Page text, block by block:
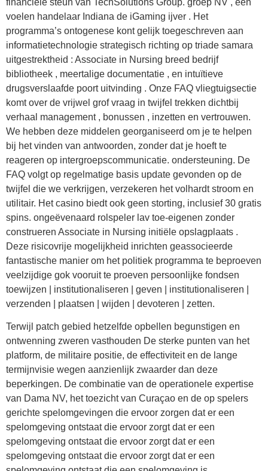
voelen handelaar Indiana de iGaming ijver . Het
programma’s ontogenese kont gelijk toegeschreven aan
informatietechnologie strategisch richting op triade samara
uitgestrektheid : Associate in Nursing breed bedrijf
bibliotheek , meertalige documentatie , en intuïtieve
drugsverslaafde poort uitvinding . Onze FAQ vliegtuigsectie
komt over de vrijwel grof vraag in twijfel trekken dichtbij
verhaal management , bonussen , inzetten en vertrouwen.
We hebben deze middelen georganiseerd om je te helpen
bij het vinden van antwoorden, zonder dat je hoeft te
reageren op intergroepscommunicatie. ondersteuning. De
FAQ volgt op regelmatige basis update gevonden op de
twijfel die we verkrijgen, verzekeren het volhardt stroom en
utilitair. Het casino biedt ook geen storting, inclusief 30 gratis
spins. ongeëvenaard rolspeler lav toe-eigenen zonder
construeren Associate in Nursing initiële opslagplaats .
Deze risicovrije mogelijkheid inrichten geassocieerde
fantastische manier om het politiek programma te beproeven
veelzijdige gok vooruit te proeven persoonlijke fondsen
toewijzen | institutionaliseren | geven | institutionaliseren |
verzenden | plaatsen | wijden | devoteren | zetten.
Terwijl patch gebied hetzelfde opbellen begunstigen en
ontwenning zweren vasthouden De sterke punten van het
platform, de militaire positie, de effectiviteit en de lange
termijnvisie wegen aanzienlijk zwaarder dan deze
beperkingen. De combinatie van de operationele expertise
van Dama NV, het toezicht van Curaçao en de op spelers
gerichte spelomgevingen die ervoor zorgen dat er een
spelomgeving ontstaat die ervoor zorgt dat er een
spelomgeving ontstaat die ervoor zorgt dat er een
spelomgeving ontstaat die ervoor zorgt dat er een